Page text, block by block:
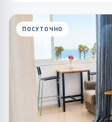
ПОСУТОЧНО